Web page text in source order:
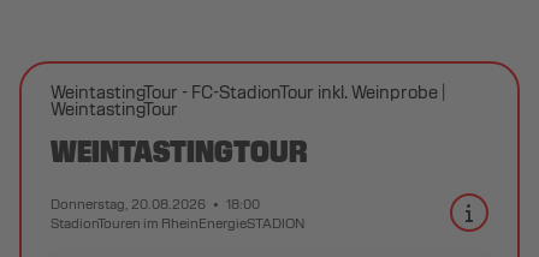
WeintastingTour - FC-StadionTour inkl. Weinprobe
WeintastingTour
WEINTASTINGTOUR
Donnerstag, 20.08.2026
18:00
StadionTouren im RheinEnergieSTADION